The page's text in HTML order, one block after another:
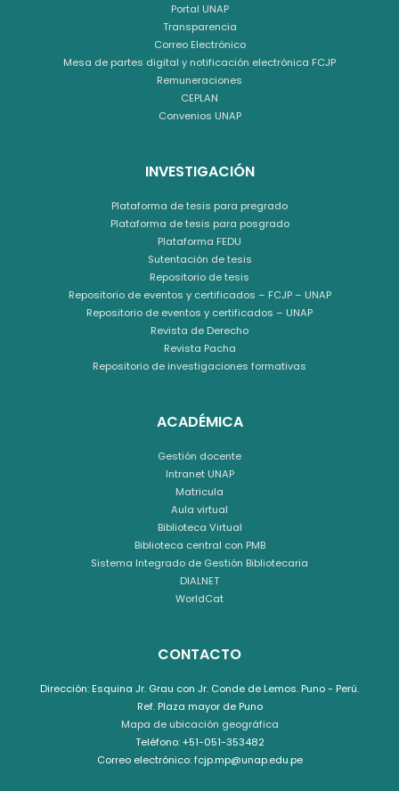
Portal UNAP
Transparencia
Correo Electrónico
Mesa de partes digital y notificación electrónica FCJP
Remuneraciones
CEPLAN
Convenios UNAP
INVESTIGACIÓN
Plataforma de tesis para pregrado
Plataforma de tesis para posgrado
Plataforma FEDU
Sutentación de tesis
Repositorio de tesis
Repositorio de eventos y certificados – FCJP – UNAP
Repositorio de eventos y certificados – UNAP
Revista de Derecho
Revista Pacha
Repositorio de investigaciones formativas
ACADÉMICA
Gestión docente
Intranet UNAP
Matricula
Aula virtual
Biblioteca Virtual
Biblioteca central con PMB
Sistema Integrado de Gestión Bibliotecaria
DIALNET
WorldCat
CONTACTO
Dirección: Esquina Jr. Grau con Jr. Conde de Lemos. Puno - Perú.
Ref. Plaza mayor de Puno
Mapa de ubicación geográfica
Teléfono: +51-051-353482
Correo electrónico: fcjp.mp@unap.edu.pe